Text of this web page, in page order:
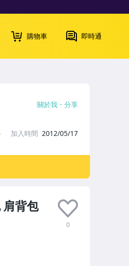
購物車 即時通
肩背包
0
關於我 分享
加入時間 2012/05/17